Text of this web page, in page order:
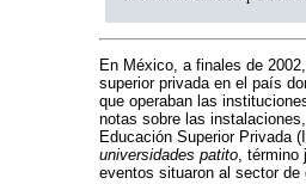
En México, a finales de
superior privada en el país
que operaban las
notas sobre las
Educación Superior Privada
universidades patito, término
eventos situaron al sector